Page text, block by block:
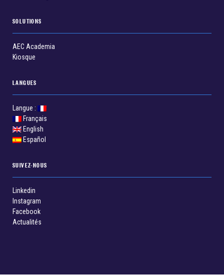
SOLUTIONS
AEC Academia
Kiosque
LANGUES
Langue :
Français
English
Español
SUIVEZ-NOUS
Linkedin
Instagram
Facebook
Actualités